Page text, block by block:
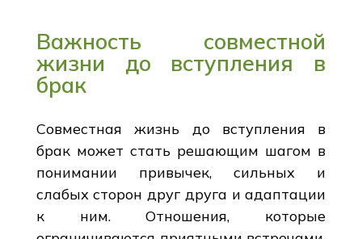
Важность совместной
жизни до вступления в
брак
Совместная жизнь до вступления в
брак может стать решающим шагом в
понимании привычек, сильных и
слабых сторон друг друга и адаптации
к ним. Отношения, которые